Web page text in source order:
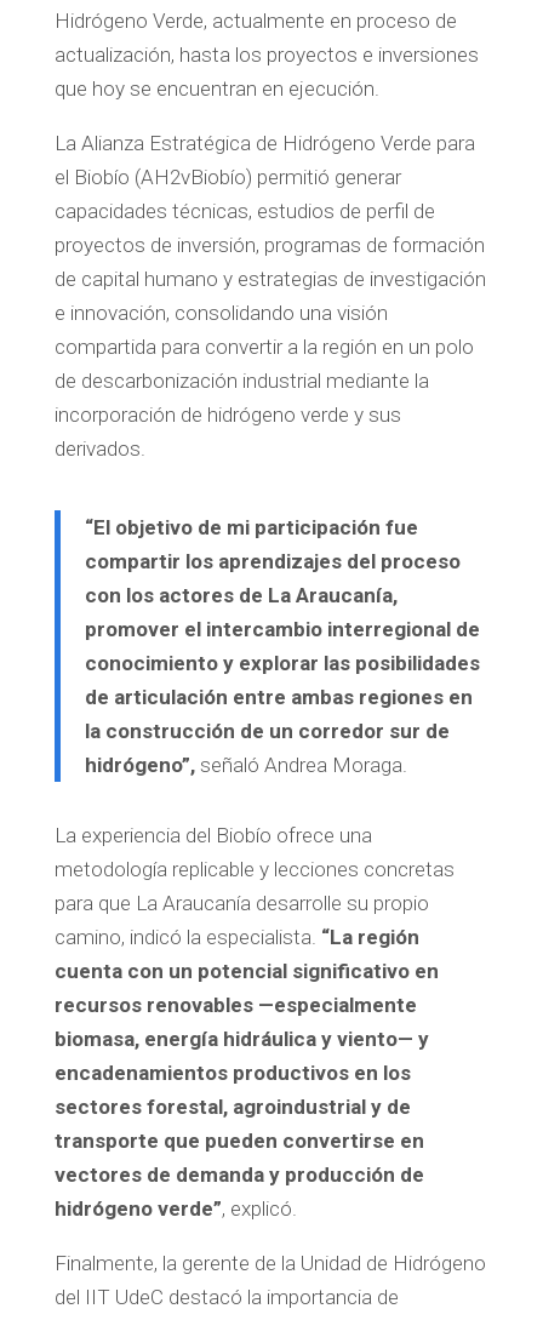
Hidrógeno Verde, actualmente en proceso de
actualización, hasta los proyectos e inversiones
que hoy se encuentran en ejecución.
La Alianza Estratégica de Hidrógeno Verde para
el Biobío (AH2vBiobío) permitió generar
capacidades técnicas, estudios de perfil de
proyectos de inversión, programas de formación
de capital humano y estrategias de investigación
e innovación, consolidando una visión
compartida para convertir a la región en un polo
de descarbonización industrial mediante la
incorporación de hidrógeno verde y sus
derivados.
“El objetivo de mi participación fue
compartir los aprendizajes del proceso
con los actores de La Araucanía,
promover el intercambio interregional de
conocimiento y explorar las posibilidades
de articulación entre ambas regiones en
la construcción de un corredor sur de
hidrógeno”,señaló Andrea Moraga.
La experiencia del Biobío ofrece una
metodología replicable y lecciones concretas
para que La Araucanía desarrolle su propio
camino, indicó la especialista. “La región
cuenta con un potencial significativo en
recursos renovables —especialmente
biomasa, energía hidráulica y viento— y
encadenamientos productivos en los
sectores forestal, agroindustrial y de
transporte que pueden convertirse en
vectores de demanda y producción de
hidrógeno verde”, explicó.
Finalmente, la gerente de la Unidad de Hidrógeno
del IIT UdeC destacó la importancia de